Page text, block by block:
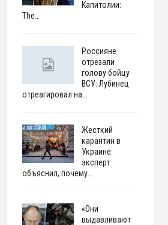
Капитолии:
The…
Россияне
отрезали
голову бойцу
ВСУ: Лубинец
отреагировал на…
Жесткий
карантин в
Украине:
эксперт
объяснил, почему…
«Они
выдавливают